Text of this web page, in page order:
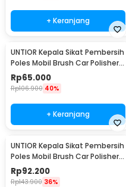
+ Keranjang
UNTIOR Kepala Sikat Pembersih
Poles Mobil Brush Car Polisher
Kit 9 PCS - DB009
Rp65.000
Rp106.900 40%
+ Keranjang
UNTIOR Kepala Sikat Pembersih
Poles Mobil Brush Car Polisher
Kit 22PCS - CB22
Rp92.200
Rp143.900 36%